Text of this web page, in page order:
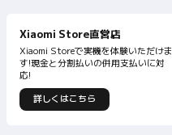
Xiaomi Store直営店
Xiaomi Storeで実機を体験いただけま
す!現金と分割払いの併用支払いに対
応!
詳しくはこちら